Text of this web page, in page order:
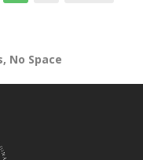
No Space